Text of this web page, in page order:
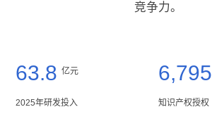
竞争力。
63.8 亿元
2025年研发投入
6,795
知识产权授权